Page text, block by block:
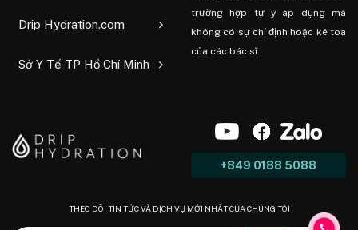
Drip Hydration.com
Sở Y Tế TP Hồ Chí Minh
trường hợp tự ý áp dụng mà
không có sự chỉ định hoặc kê toa
của các bác sĩ.
+849 0188 5088
THEO DÕI TIN TỨC VÀ DỊCH VỤ MỚI NHẤT CỦA CHÚNG TÔI